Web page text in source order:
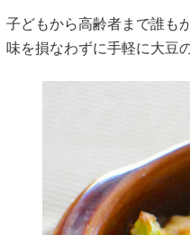
子どもから高齢者まで誰も
味を損なわずに手軽に大豆